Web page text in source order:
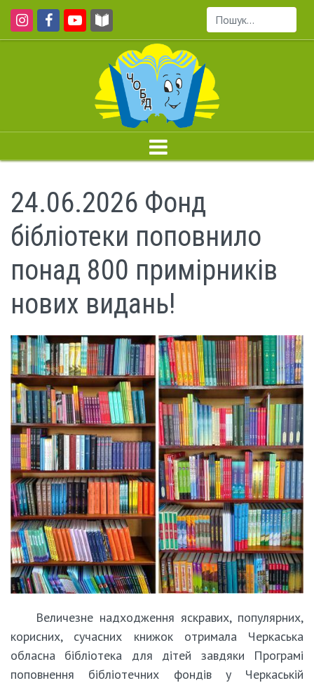
Пошук...
24.06.2026 Фонд
бібліотеки поповнило
понад 800 примірників
нових видань!
Величезне надходження яскравих, популярних,
корисних, сучасних книжок отримала Черкаська
обласна бібліотека для дітей завдяки Програмі
поповнення бібліотечних фондів у Черкаській